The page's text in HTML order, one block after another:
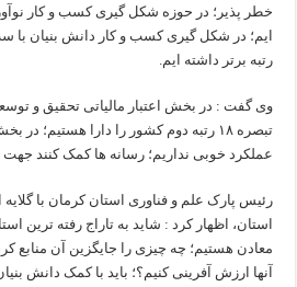
خطر پذیر؛ در حوزه شکل گیری کسب و کار
ایم؛ در شکل گیری کسب و کار دانش بنیان با
رتبه برتر داشته ایم.
تبصره ۱۸ رتبه دوم کشور را دارا هستیم؛
عملکرد خوبی نداریم؛ رسانه ها کمک کنند جهت
رئیس پارک علم و فناوری استان کرمان با
استان، اظهار کرد : شاید به تاراج رفته ترین
معادن هستیم؛ چه چیزی را جایگزین آن منابع
آنها ارزش آفرینی کنیم؟؛ باید با کمک دانش